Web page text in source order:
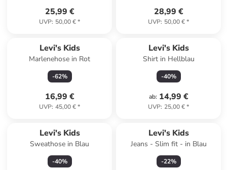
25,99 €
UVP: 50,00 €*
28,99 €
UVP: 50,00 €*
Levi's Kids
Marlenehose in Rot
-62%
16,99 €
UVP: 45,00 €*
Levi's Kids
Shirt in Hellblau
-40%
ab: 14,99 €
UVP: 25,00 €*
Levi's Kids
Sweathose in Blau
-40%
Levi's Kids
Jeans - Slim fit - in Blau
-22%